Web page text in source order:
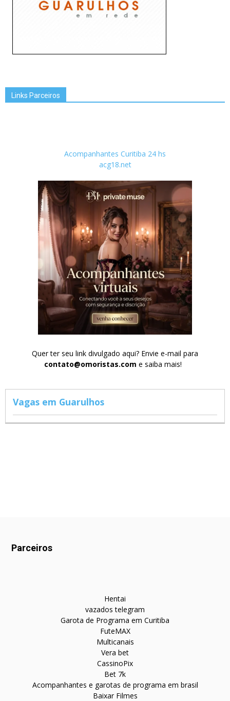
Links Parceiros
Acompanhantes Curitiba 24 hs
acg18.net
Quer ter seu link divulgado aqui? Envie e-mail para
contato@omoristas.com e saiba mais!
Vagas em Guarulhos
Parceiros
Hentai
vazados telegram
Garota de Programa em Curitiba
FuteMAX
Multicanais
Vera bet
CassinoPix
Bet 7k
Acompanhantes e garotas de programa em brasil
Baixar Filmes